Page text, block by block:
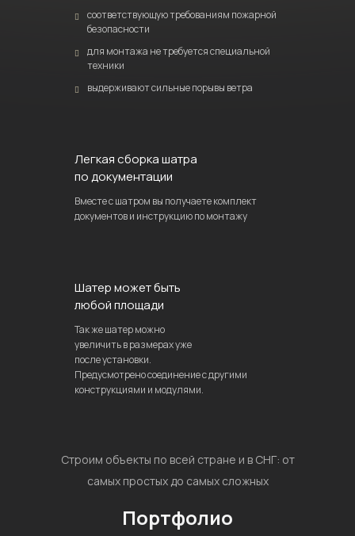
соответствующую требованиям пожарной
безопасности
для монтажа не требуется специальной
техники
выдерживают сильные порывы ветра
Легкая сборка шатра
по документации
Вместе с шатром вы получаете комплект
документов и инструкцию по монтажу
Шатер может быть
любой площади
Так же шатер можно
увеличить в размерах уже
после установки.
Предусмотрено соединение с другими
конструкциями и модулями.
Строим объекты по всей стране и в СНГ: от
самых простых до самых сложных
Портфолио